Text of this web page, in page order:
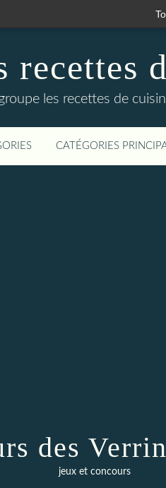
recettes
les recettes de
CATÉGORIES
des
jeux et concours